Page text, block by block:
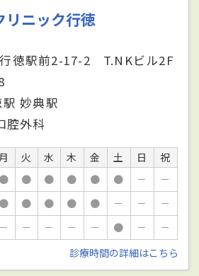
リニック行徳
徳駅前2-17-2 T.NKビル2F
妙典駅
腔外科
月 火 水 木 金 土 日
祝
● ● ● ● ● ● －
－
● ● ● ● ● － －
－
－ － － － － ● －
－
診療時間の詳細はこちら